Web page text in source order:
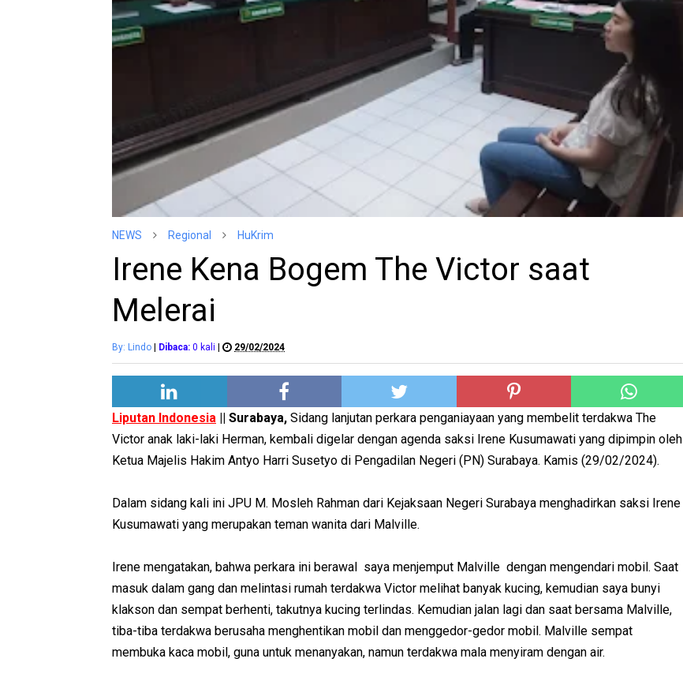
NEWS Regional HuKrim
Irene Kena Bogem The Victor saat
Melerai
By: Lindo Dibaca: 0 kali 29/02/2024
Liputan Indonesia || Surabaya, Sidang lanjutan perkara penganiayaan yang membelit terdakwa The
Victor anak laki-laki Herman, kembali digelar dengan agenda saksi Irene Kusumawati yang dipimpin oleh
Ketua Majelis Hakim Antyo Harri Susetyo di Pengadilan Negeri (PN) Surabaya. Kamis (29/02/2024).
Dalam sidang kali ini JPU M. Mosleh Rahman dari Kejaksaan Negeri Surabaya menghadirkan saksi Irene
Kusumawati yang merupakan teman wanita dari Malville.
Irene mengatakan, bahwa perkara ini berawal saya menjemput Malville dengan mengendari mobil. Saat
masuk dalam gang dan melintasi rumah terdakwa Victor melihat banyak kucing, kemudian saya bunyi
klakson dan sempat berhenti, takutnya kucing terlindas. Kemudian jalan lagi dan saat bersama Malville,
tiba-tiba terdakwa berusaha menghentikan mobil dan menggedor-gedor mobil. Malville sempat
membuka kaca mobil, guna untuk menanyakan, namun terdakwa mala menyiram dengan air.